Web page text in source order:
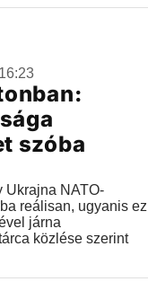
szóba
Ukrajna NATO-
reálisan, ugyanis ez
járna
közlése szerint